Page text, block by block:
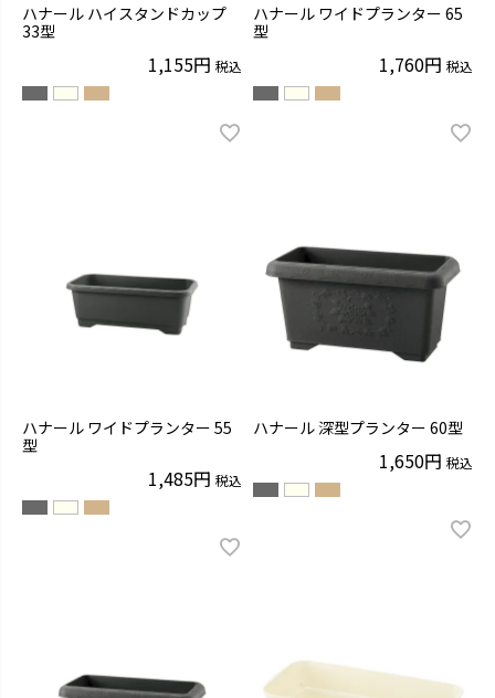
ハナール ハイスタンドカップ
33型
1,155 税込
ハナール ワイドプランター 65
型
1,760 税込
ハナール ワイドプランター 55
型
1,485 税込
ハナール 深型プランター 60型
1,650 税込